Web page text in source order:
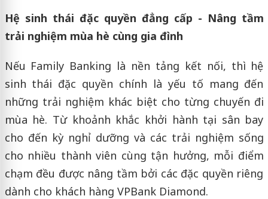
Hệ sinh thái đặc quyền đẳng cấp - Nâng tầm
trải nghiệm mùa hè cùng gia đình
Nếu Family Banking là nền tảng kết nối, thì hệ
sinh thái đặc quyền chính là yếu tố mang đến
những trải nghiệm khác biệt cho từng chuyến đi
mùa hè. Từ khoảnh khắc khởi hành tại sân bay
cho đến kỳ nghỉ dưỡng và các trải nghiệm sống
cho nhiều thành viên cùng tận hưởng, mỗi điểm
chạm đều được nâng tầm bởi các đặc quyền riêng
dành cho khách hàng VPBank Diamond.